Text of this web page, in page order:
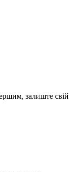
залиште свій